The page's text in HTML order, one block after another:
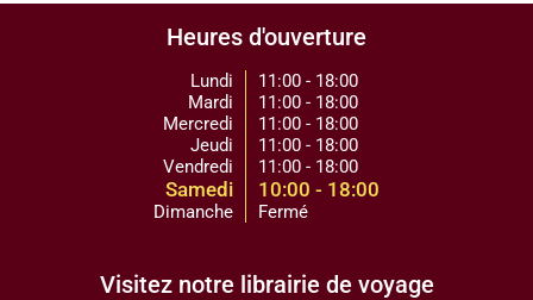
Heures d'ouverture
Lundi
Mardi
Mercredi
Jeudi
Vendredi
Samedi
Dimanche
11:00 - 18:00
11:00 - 18:00
11:00 - 18:00
11:00 - 18:00
11:00 - 18:00
10:00 - 18:00
Fermé
Visitez notre librairie de voyage